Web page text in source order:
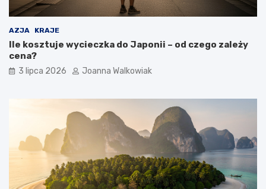
AZJA KRAJE
Ile kosztuje wycieczka do Japonii – od czego zależy
cena?
3 lipca 2026 Joanna Walkowiak